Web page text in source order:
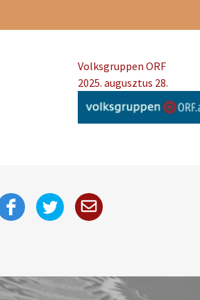
Volksgruppen ORF
2025. augusztus 28.